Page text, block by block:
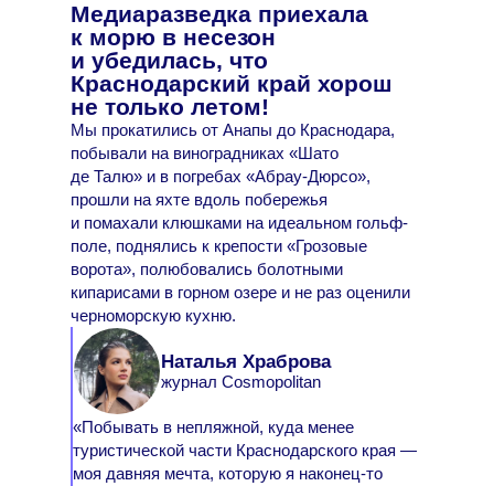
Медиаразведка приехала
к морю в несезон
и убедилась, что
Краснодарский край хорош
не только летом!
Мы прокатились от Анапы до Краснодара,
побывали на виноградниках «Шато
де Талю» и в погребах «Абрау-Дюрсо»,
прошли на яхте вдоль побережья
и помахали клюшками на идеальном гольф-
поле, поднялись к крепости «Грозовые
ворота», полюбовались болотными
кипарисами в горном озере и не раз оценили
черноморскую кухню.
Наталья Храброва
журнал Cosmopolitan
«Побывать в непляжной, куда менее
туристической части Краснодарского края —
моя давняя мечта, которую я наконец-то